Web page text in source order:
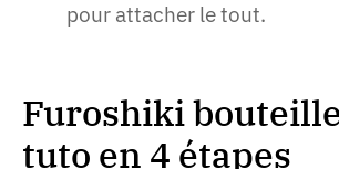
pour attacher le tout.
Furoshiki
tuto en 4 étapes